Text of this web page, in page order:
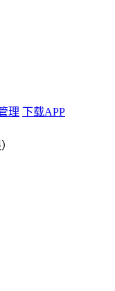
理 下载APP